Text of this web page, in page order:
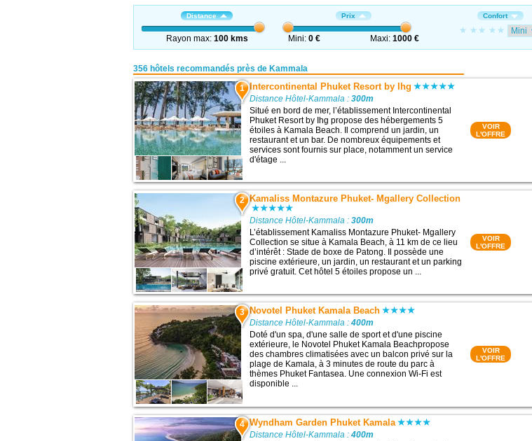
Distance
Rayon max: 100 kms
Prix
Mini:0 € Maxi: 1000 €
Confort
356 hôtels recommandés près de Kammala
1 Intercontinental Phuket Resort by Ihg
Distance Hôtel-Kammala :300m
Situé en bord de mer, l’établissement Intercontinental
Phuket Resort by Ihg propose des hébergements 5
étoiles à Kamala Beach. Il comprend un jardin, un
restaurant et un bar. De nombreux équipements et
services sont fournis sur place, notamment un service
d'étage ...
VOIR
L'OFFRE
2 Kamaliss Montazure Phuket- Mgallery Collection
Distance Hôtel-Kammala :300m
L’établissement Kamaliss Montazure Phuket- Mgallery
Collection se situe à Kamala Beach, à 11 km de ce lieu
d’intérêt : Stade de boxe de Patong. Il possède une
piscine extérieure, un jardin, un restaurant et un parking
privé gratuit. Cet hôtel 5 étoiles propose un ...
VOIR
L'OFFRE
3 Novotel Phuket Kamala Beach
Distance Hôtel-Kammala :400m
Doté d'un spa, d'une salle de sport et d'une piscine
extérieure, le Novotel Phuket Kamala Beachpropose
des chambres climatisées avec un balcon privé sur la
plage de Kamala, à 3 minutes de route du parc à
thèmes Phuket Fantasea. Une connexion Wi-Fi est
disponible ...
VOIR
L'OFFRE
4 Wyndham Garden Phuket Kamala
Distance Hôtel-Kammala :400m